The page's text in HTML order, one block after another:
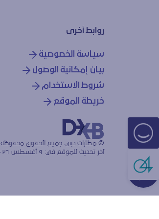
روابط أخرى
سياسة الخصوصية
بيان إمكانية الوصول
شروط الاستخدام
خريطة الموقع
© مطارات دبي، جميع الحقوق محفوظة
آخر تحديث للموقع في: ٩ أغسطس ٢٠٢٦ ٠٥:٤٦:١٢